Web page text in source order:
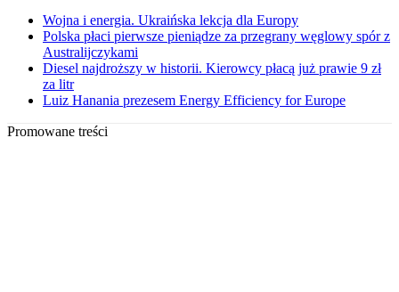
Wojna i energia. Ukraińska lekcja dla Europy
Polska płaci pierwsze pieniądze za przegrany węglowy spór z
Australijczykami
Diesel najdroższy w historii. Kierowcy płacą już prawie 9 zł
za litr
Luiz Hanania prezesem Energy Efficiency for Europe
Promowane treści